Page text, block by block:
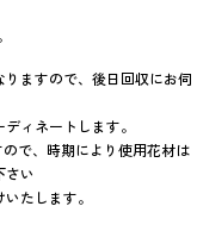
りますので、後日回収にお伺
ィネートします。
ので、時期により使用花材は
さい
たします。